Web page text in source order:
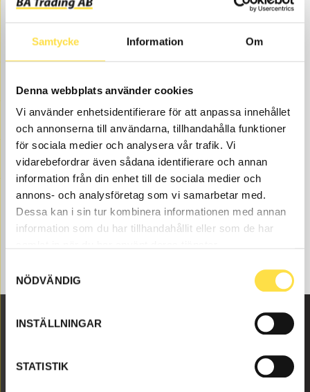
Samtycke Information Om
Denna webbplats använder cookies
Vi använder enhetsidentifierare för att anpassa innehållet
och annonserna till användarna, tillhandahålla funktioner
för sociala medier och analysera vår trafik. Vi
vidarebefordrar även sådana identifierare och annan
information från din enhet till de sociala medier och
annons- och analysföretag som vi samarbetar med.
Dessa kan i sin tur kombinera informationen med annan
information som du har tillhandahållit eller som de har
NÖDVÄNDIG
INSTÄLLNINGAR
STATISTIK